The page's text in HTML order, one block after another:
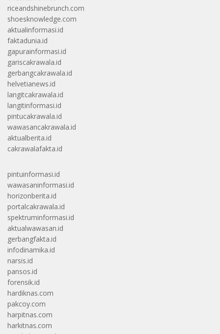
riceandshinebrunch.com
shoesknowledge.com
aktualinformasi.id
faktadunia.id
gapurainformasi.id
gariscakrawala.id
gerbangcakrawala.id
helvetianews.id
langitcakrawala.id
langitinformasi.id
pintucakrawala.id
wawasancakrawala.id
aktualberita.id
cakrawalafakta.id
pintuinformasi.id
wawasaninformasi.id
horizonberita.id
portalcakrawala.id
spektruminformasi.id
aktualwawasan.id
gerbangfakta.id
infodinamika.id
narsis.id
pansos.id
forensik.id
hardiknas.com
pakcoy.com
harpitnas.com
harkitnas.com